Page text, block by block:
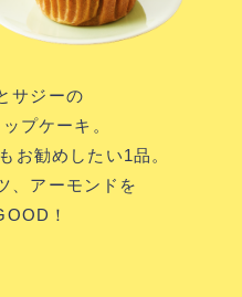
サジーの
プケーキ。
お勧めしたい1品。
、 アーモンドを
！